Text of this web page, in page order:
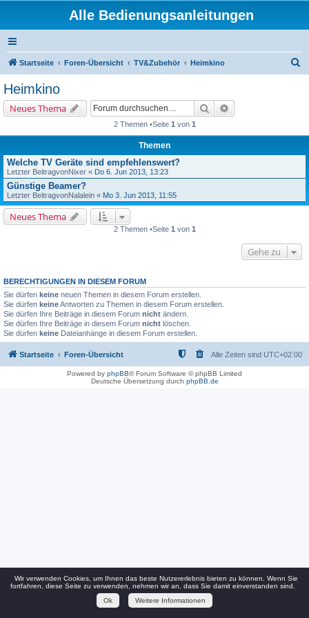
Alle Bedienungsanleitungen
Startseite Foren-Übersicht TV&Zubehör Heimkino
Heimkino
Neues Thema Suche
2 Themen •Seite 1 von 1
Themen
Welche TV Geräte sind empfehlenswert?
Letzter BeitragvonNixer « Do 6. Jun 2013, 13:23
Günstige Beamer?
Letzter BeitragvonNalalein « Mo 3. Jun 2013, 11:55
Neues Thema
2 Themen •Seite 1 von 1
Gehe zu
BERECHTIGUNGEN IN DIESEM FORUM
Sie dürfen keine neuen Themen in diesem Forum erstellen.
Sie dürfen keineAntworten zu Themen in diesem Forum erstellen.
Sie dürfen Ihre Beiträge in diesem Forum nicht ändern.
Sie dürfen Ihre Beiträge in diesem Forum nicht löschen.
Sie dürfen keine Dateianhänge in diesem Forum erstellen.
Startseite Foren-Übersicht Alle Zeiten sind UTC+02:00
Powered by phpBB® Forum Software © phpBB Limited
Deutsche Übersetzung durch phpBB.de
Wir verwenden Cookies, um Ihnen das beste Nutzererlebnis bieten zu können. Wenn Sie
fortfahren, diese Seite zu verwenden, nehmen wir an, dass Sie damit einverstanden sind.
Ok
Weitere Informationen